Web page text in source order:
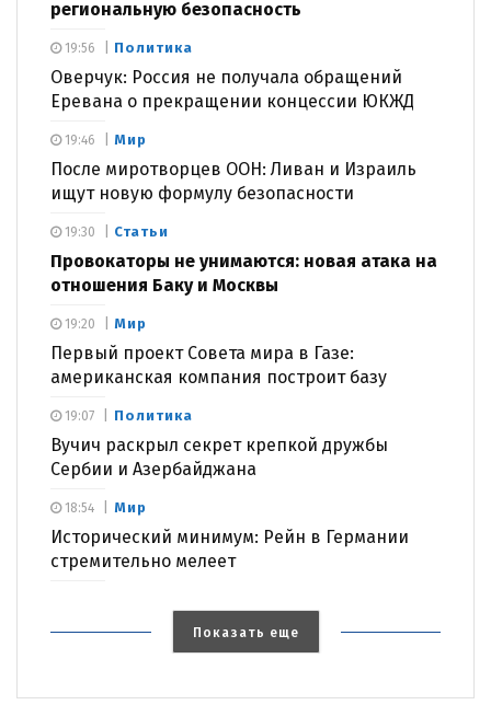
региональную безопасность
Политика
Оверчук: Россия не получала обращений
Еревана о прекращении концессии ЮКЖД
19:56
Мир
После миротворцев ООН: Ливан и Израиль
ищут новую формулу безопасности
19:46
Статьи
Провокаторы не унимаются: новая атака на
отношения Баку и Москвы
19:30
Мир
Первый проект Совета мира в Газе:
американская компания построит базу
19:20
Политика
Вучич раскрыл секрет крепкой дружбы
Сербии и Азербайджана
19:07
Мир
Исторический минимум: Рейн в Германии
стремительно мелеет
18:54
Показать еще